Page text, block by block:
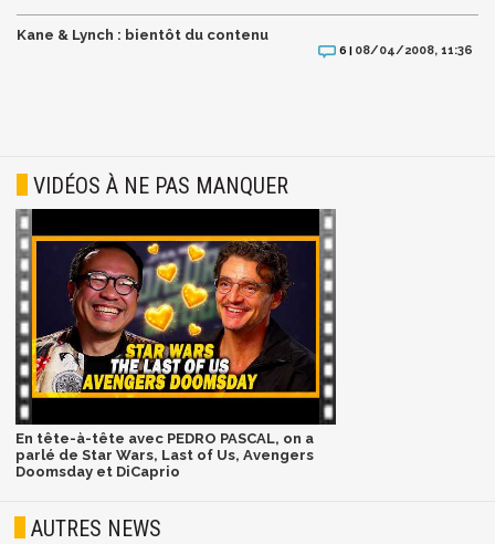
Kane & Lynch : bientôt du contenu
6 | 08/04/2008, 11:36
VIDÉOS À NE PAS MANQUER
En tête-à-tête avec PEDRO PASCAL, on a
parlé de Star Wars, Last of Us, Avengers
Doomsday et DiCaprio
AUTRES NEWS